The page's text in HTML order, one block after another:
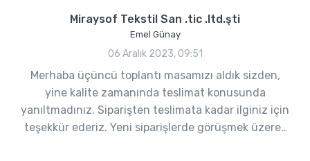
Miraysof Tekstil San .tic .ltd.şti
Emel Günay
06 Aralık 2023, 09:51
Merhaba üçüncü toplantı masamızı aldık sizden,
yine kalite zamanında teslimat konusunda
yanıltmadınız. Siparişten teslimata kadar ilginiz için
teşekkür ederiz. Yeni siparişlerde görüşmek üzere..